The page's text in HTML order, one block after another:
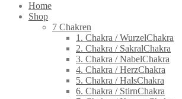
Home
Shop
7 Chakren
1. Chakra / WurzelChakra
2. Chakra / SakralChakra
3. Chakra / NabelChakra
4. Chakra / HerzChakra
5. Chakra / HalsChakra
6. Chakra / StirnChakra